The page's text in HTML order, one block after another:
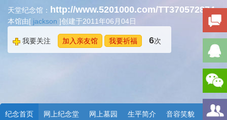
天堂纪念馆： http://www.5201000.com/TT370572874
本馆由[ jackson ]创建于2011年06月04日
我要关注 加入亲友馆 我要祈福 6次
纪念首页 网上纪念堂 网上墓园 生平简介 音容笑貌